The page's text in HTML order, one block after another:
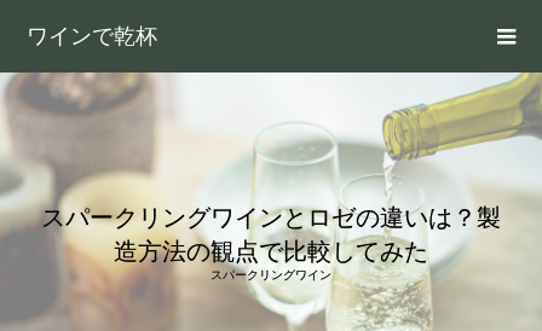
ワインで乾杯
スパークリングワインとロゼの違いは？製
造方法の観点で比較してみた
スパークリングワイン